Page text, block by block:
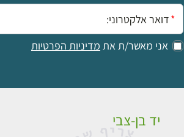
אימייל:
אני מאשר/ת את מדיניות הפרטיות
יד בן-צבי